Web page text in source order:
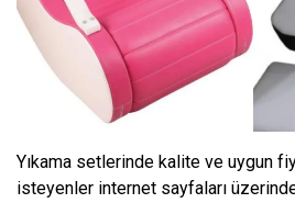
Yıkama setlerinde kalite ve uygun
isteyenler internet sayfaları